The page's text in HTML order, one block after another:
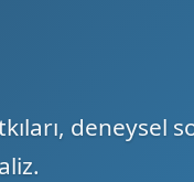
deneysel